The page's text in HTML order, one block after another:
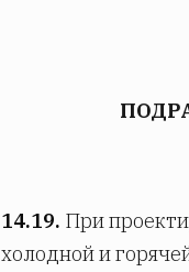
14.19. При
холодной и